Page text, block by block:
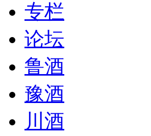
专栏
论坛
鲁酒
豫酒
川酒